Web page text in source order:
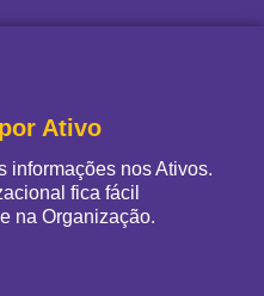
Ativo
informações nos Ativos.
fica fácil
na Organização.